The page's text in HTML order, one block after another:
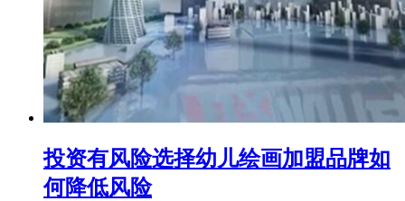
投资有风险选择幼儿绘画加盟品牌如
何降低风险